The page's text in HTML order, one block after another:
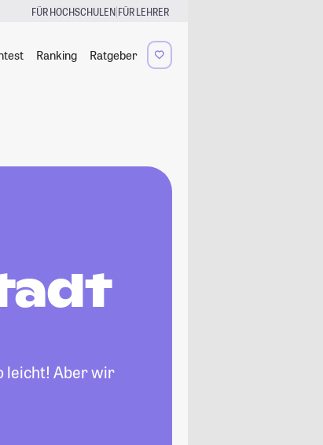
FÜR HOCHSCHULEN|FÜR LEHRER
Ranking Ratgeber
leicht! Aber wir